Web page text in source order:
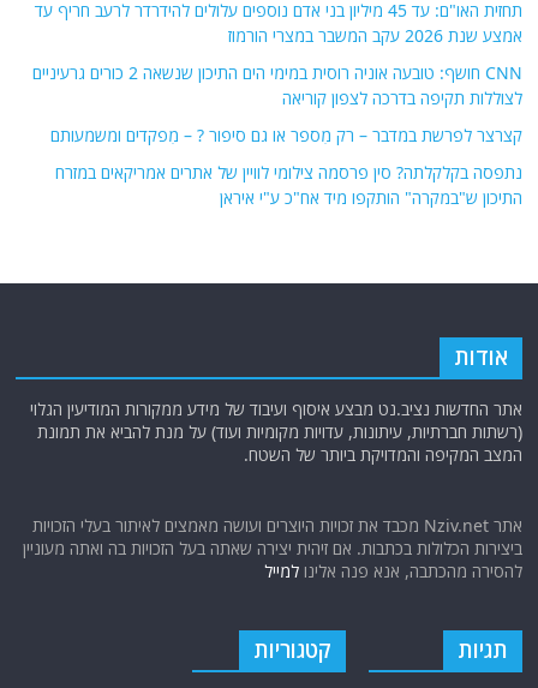
תחזית האו"ם: עד 45 מיליון בני אדם נוספים עלולים להידרדר לרעב חריף עד
אמצע שנת 2026 עקב המשבר במצרי הורמוז
CNN חושף: טובעה אוניה רוסית במימי הים התיכון שנשאה 2 כורים גרעיניים
לצוללות תקיפה בדרכה לצפון קוריאה
קצרצר לפרשת במדבר – רק מִספר או גם סיפור ? – מִפקדים ומשמעותם
נתפסה בקלקלתה? סין פרסמה צילומי לוויין של אתרים אמריקאים במזרח
התיכון ש"במקרה" הותקפו מיד אח"כ ע"י איראן
אודות
אתר החדשות נציב.נט מבצע איסוף ועיבוד של מידע ממקורות המודיעין הגלוי
(רשתות חברתיות, עיתונות, עדויות מקומיות ועוד) על מנת להביא את תמונת
המצב המקיפה והמדויקת ביותר של השטח.
אתר Nziv.net מכבד את זכויות היוצרים ועושה מאמצים לאיתור בעלי הזכויות
ביצירות הכלולות בכתבות. אם זיהית יצירה שאתה בעל הזכויות בה ואתה מעוניין
להסירה מהכתבה, אנא פנה אלינולמייל
תגיות קטגוריות